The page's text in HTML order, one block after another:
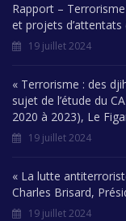
Rapport –
et projets
19 juillet 2024
« Terrorisme : des
sujet de l’étude du
2020 à 2023), Le
19 juillet 2024
« La lutte
Charles Brisard,
19 juillet 2024